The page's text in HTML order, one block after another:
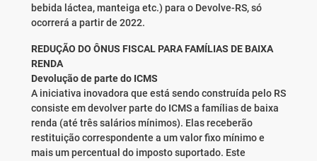
bebida láctea, manteiga etc.) para o Devolve-RS, só
ocorrerá a partir de 2022.
REDUÇÃO DO ÔNUS FISCAL PARA FAMÍLIAS DE BAIXA
RENDA
Devolução de parte do ICMS
A iniciativa inovadora que está sendo construída pelo RS
consiste em devolver parte do ICMS a famílias de baixa
renda (até três salários mínimos). Elas receberão
restituição correspondente a um valor fixo mínimo e
mais um percentual do imposto suportado. Este